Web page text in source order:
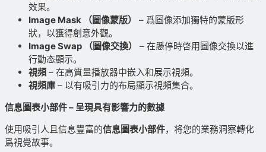
效果。
Image Mask （圖像蒙版）
– 爲圖像添加獨特的蒙版形
狀，以獲得創意外觀。
Image Swap （圖像交換）
– 在懸停時啓用圖像交換以進
行動态顯示。
視頻 – 在高質量播放器中嵌入和展示視頻。
視頻庫 – 以有吸引力的布局顯示視頻集合。
信息圖表小部件 – 呈現具有影響力的數據
使用吸引人且信息豐富的信息圖表小部件，将您的業務洞察轉化
爲視覺故事。